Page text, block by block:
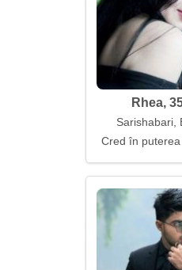
Rhea,
Sarishabari,
Cred în